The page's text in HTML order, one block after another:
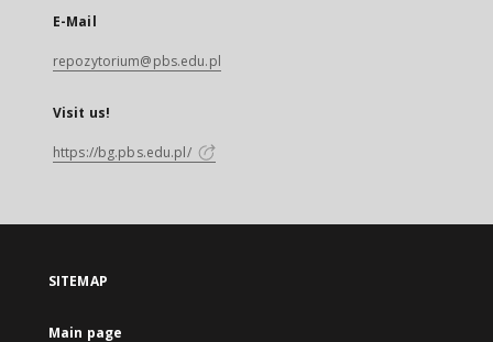
E-Mail
repozytorium@pbs.edu.pl
Visit us!
https://bg.pbs.edu.pl/
SITEMAP
Main page